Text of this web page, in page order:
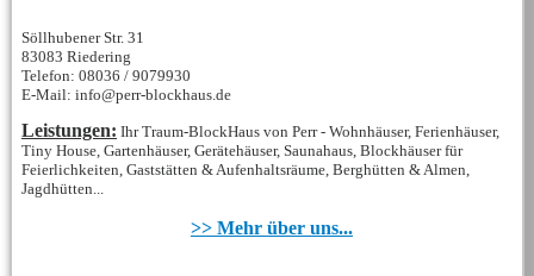
Söllhubener Str. 31
83083 Riedering
Telefon: 08036 / 9079930
E-Mail: info@perr-blockhaus.de
Leistungen: Ihr Traum-BlockHaus von Perr - Wohnhäuser, Ferienhäuser,
Tiny House, Gartenhäuser, Gerätehäuser, Saunahaus, Blockhäuser für
Feierlichkeiten, Gaststätten & Aufenhaltsräume, Berghütten & Almen,
Jagdhütten...
>> Mehr über uns...